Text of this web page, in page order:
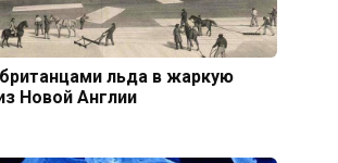
льда в жаркую
Новой Англии